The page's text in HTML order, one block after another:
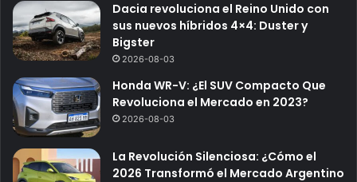
Dacia revoluciona el Reino Unido con
sus nuevos híbridos 4×4: Duster y
Bigster
2026-08-03
Honda WR-V: ¿El SUV Compacto Que
Revoluciona el Mercado en 2023?
2026-08-03
La Revolución Silenciosa: ¿Cómo el
2026 Transformó el Mercado Argentino